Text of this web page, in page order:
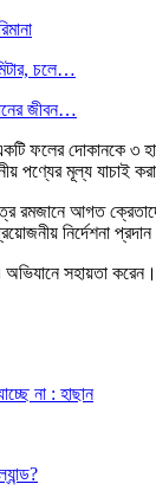
চলে…
জীবন…
ফলের দোকানকে ৩
পণ্যের মূল্য যাচাই
রমজানে আগত
নির্দেশনা
সহায়তা করেন।
না : হাছান